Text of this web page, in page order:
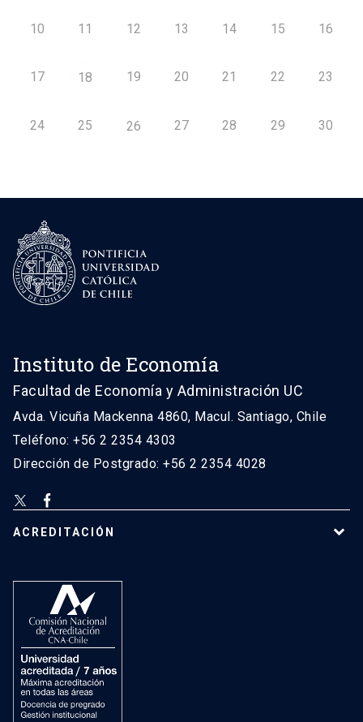
10 11 12 13 14 15 16
17 18 19 20 21 22 23
24 25 26 27 28 29 30
Instituto de Economía
Facultad de Economía y Administración UC
Avda. Vicuña Mackenna 4860, Macul. Santiago, Chile
Teléfono: +56 2 2354 4303
Dirección de Postgrado: +56 2 2354 4028
ACREDITACIÓN